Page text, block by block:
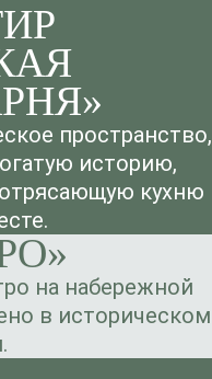
пространство,
историю,
кухню
на набережной
в историческом